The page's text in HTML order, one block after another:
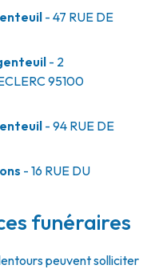
- 47 RUE DE
- 2
95100
- 94 RUE DE
- 16 RUE DU
funéraires
peuvent solliciter